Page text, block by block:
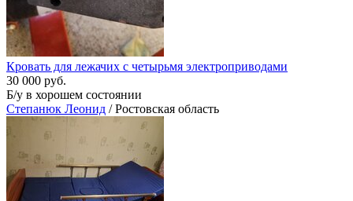
Кровать для лежачих с четырьмя электроприводами
30 000 руб.
Б/у в хорошем состоянии
Степанюк Леонид / Ростовская область